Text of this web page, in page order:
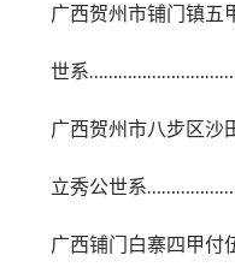
广西贺州市铺门镇五
世系
广西贺州市八步区沙
立秀公世系
广西铺门白寨四甲付